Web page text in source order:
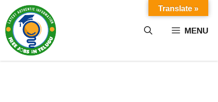
content MENU
Translate »